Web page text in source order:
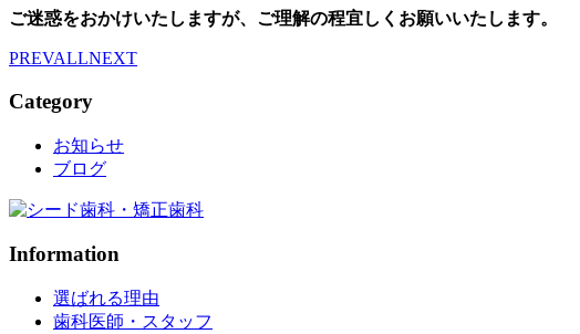
ご迷惑をおかけいたしますが、ご理解の程宜しくお願いいたします。
PREVALLNEXT
Category
お知らせ
ブログ
Information
選ばれる理由
歯科医師・スタッフ